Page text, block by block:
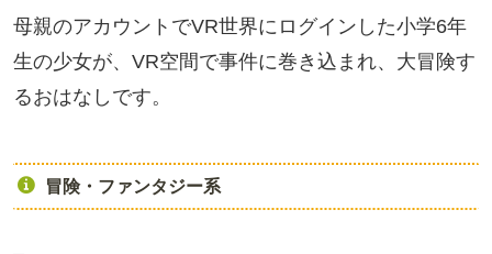
母親のアカウントでVR世界にログインした小学6年
生の少女が、VR空間で事件に巻き込まれ、大冒険す
るおはなしです。
冒険・ファンタジー系